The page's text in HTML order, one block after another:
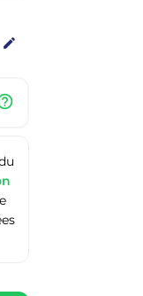
edit